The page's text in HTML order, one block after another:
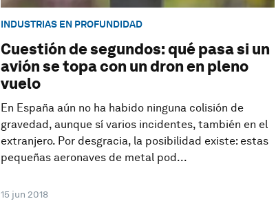
INDUSTRIAS EN PROFUNDIDAD
Cuestión de segundos: qué pasa si un
avión se topa con un dron en pleno
vuelo
En España aún no ha habido ninguna colisión de
gravedad, aunque sí varios incidentes, también en el
extranjero. Por desgracia, la posibilidad existe: estas
pequeñas aeronaves de metal pod...
15 jun 2018